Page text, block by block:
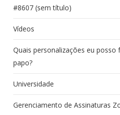
#8607 (sem título)
Vídeos
Quais personalizações eu posso
papo?
Universidade
Gerenciamento de Assinaturas